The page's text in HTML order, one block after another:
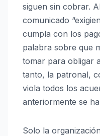
siguen sin cobrar.
comunicado
cumpla con los
palabra sobre que
tomar para obligar
tanto, la patronal,
viola todos los
anteriormente se
Solo la